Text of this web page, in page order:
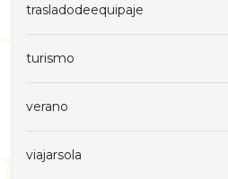
trasladodeequipaje
turismo
verano
viajarsola